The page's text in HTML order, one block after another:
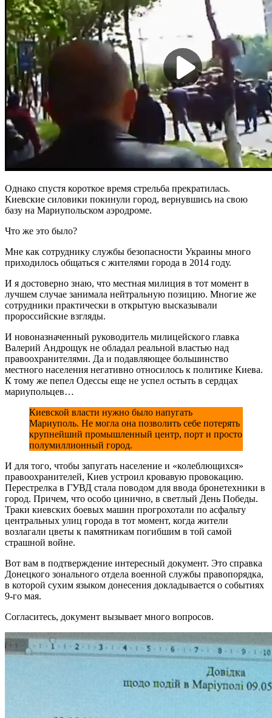
Однако спустя короткое время стрельба прекратилась.
Киевские силовики покинули город, вернувшись на свою
базу на Мариупольском аэродроме.
Что же это было?
Мне как сотруднику службы безопасности Украины много
приходилось общаться с жителями города в 2014 году.
И я достоверно знаю, что местная милиция в тот момент в
лучшем случае занимала нейтральную позицию. Многие же
сотрудники практически в открытую высказывали
пророссийские взгляды.
И новоназначенный руководитель милицейского главка
Валерий Андрощук не обладал реальной властью над
правоохранителями. Да и подавляющее большинство
местного населения негативно относилось к политике Киева.
К тому же пепел Одессы еще не успел остыть в сердцах
мариупольцев…
Киевской власти нужно было напугать
Мариуполь. Не могла она позволить себе потерять
крупнейший промышленный центр, порт и просто
полумиллионный город.
И для того, чтобы запугать население и «колеблющихся»
правоохранителей, Киев устроил кровавую провокацию.
Перестрелка в ГУВД стала поводом для ввода бронетехники в
город. Причем, что особо цинично, в светлый День Победы.
Траки киевских боевых машин прогрохотали по асфальту
центральных улиц города в тот момент, когда жители
возлагали цветы к памятникам погибшим в той самой
страшной войне.
Вот вам в подтверждение интересный документ. Это справка
Донецкого зонального отдела военной службы правопорядка,
в которой сухим языком донесения докладывается о событиях
9-го мая.
Согласитесь, документ вызывает много вопросов.